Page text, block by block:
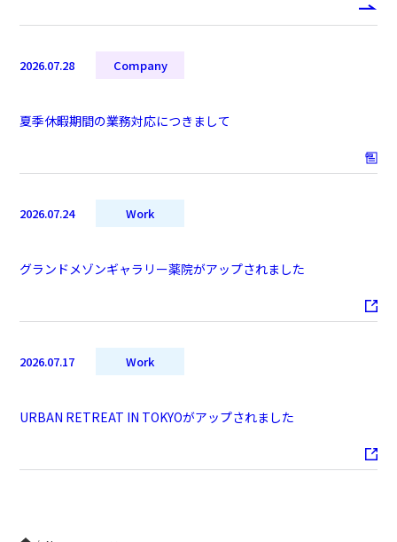
2026.07.28 Company
夏季休暇期間の業務対応につきまして
2026.07.24 Work
グランドメゾンギャラリー薬院がアップされました
2026.07.17 Work
URBAN RETREAT IN TOKYOがアップされました